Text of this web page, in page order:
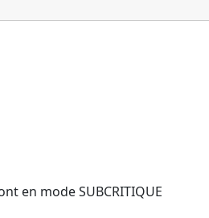
en mode SUBCRITIQUE